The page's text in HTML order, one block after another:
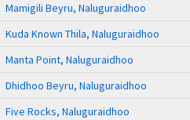
Mamigili Beyru, Naluguraidhoo
Kuda Known Thila, Naluguraidhoo
Manta Point, Naluguraidhoo
Dhidhoo Beyru, Naluguraidhoo
Five Rocks, Naluguraidhoo